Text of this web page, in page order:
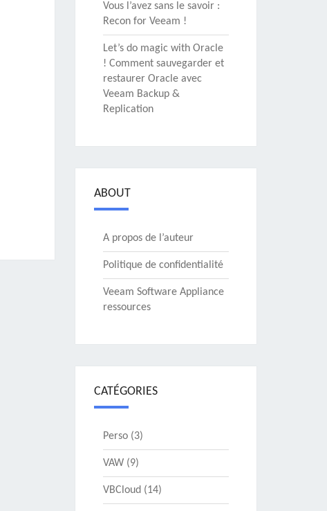
Vous l’avez sans le savoir :
Recon for Veeam !
Let’s do magic with Oracle
! Comment sauvegarder et
restaurer Oracle avec
Veeam Backup &
Replication
ABOUT
A propos de l’auteur
Politique de confidentialité
Veeam Software Appliance
ressources
CATÉGORIES
Perso(3)
VAW(9)
VBCloud (14)